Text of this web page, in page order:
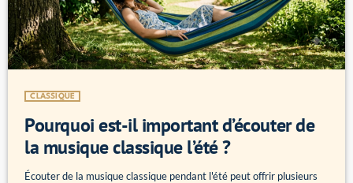
CLASSIQUE
Pourquoi est-il important d’écouter de
la musique classique l’été ?
Écouter de la musique classique pendant l'été peut offrir plusieurs